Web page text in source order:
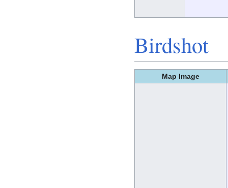
Birdshot
Map Image